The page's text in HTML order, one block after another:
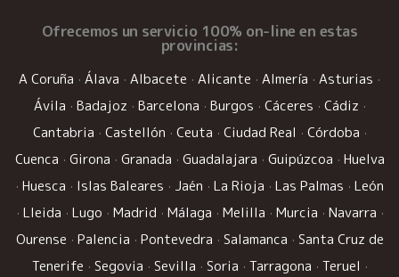
Ofrecemos un servicio 100% on-line en estas
provincias:
A Coruña · Álava · Albacete · Alicante · Almería · Asturias ·
Ávila · Badajoz · Barcelona · Burgos · Cáceres · Cádiz ·
Cantabria · Castellón · Ceuta · Ciudad Real · Córdoba ·
Cuenca · Girona · Granada · Guadalajara · Guipúzcoa · Huelva
· Huesca · Islas Baleares · Jaén · La Rioja · Las Palmas · León
· Lleida · Lugo · Madrid · Málaga · Melilla · Murcia · Navarra ·
Ourense · Palencia · Pontevedra · Salamanca · Santa Cruz de
Tenerife · Segovia · Sevilla · Soria · Tarragona · Teruel ·